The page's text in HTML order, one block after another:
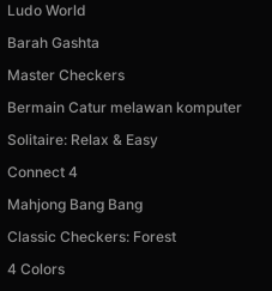
Ludo World
Barah Gashta
Master Checkers
Bermain Catur melawan komputer
Solitaire: Relax & Easy
Connect 4
Mahjong Bang Bang
Classic Checkers: Forest
4 Colors